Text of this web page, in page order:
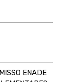
ENADE